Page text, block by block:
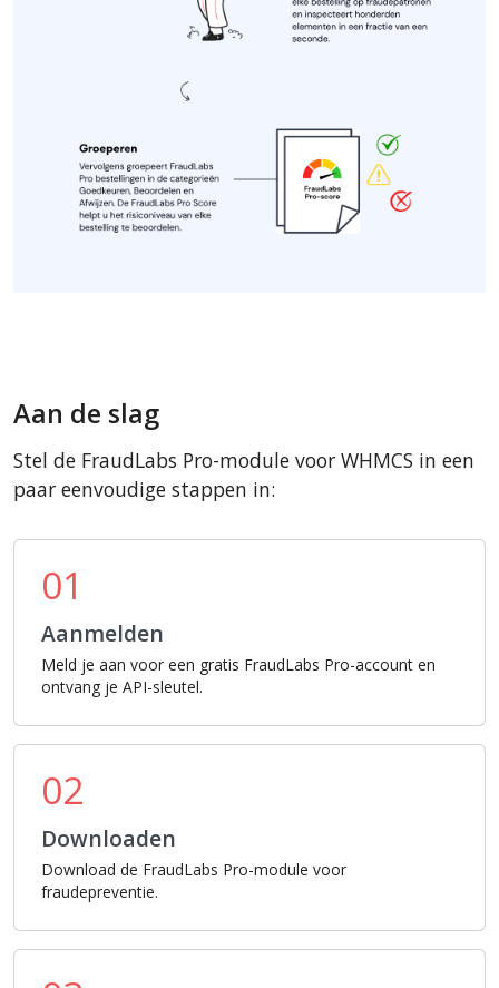
Aan de slag
Stel de FraudLabs Pro-module voor WHMCS in een
paar eenvoudige stappen in:
01
Aanmelden
Meld je aan voor een gratis FraudLabs Pro-account en
ontvang je API-sleutel.
02
Downloaden
Download de FraudLabs Pro-module voor
fraudepreventie.